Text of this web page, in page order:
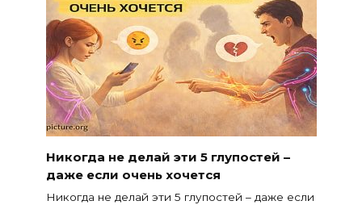
Никогда не делай эти 5 глупостей –
даже если очень хочется
Никогда не делай эти 5 глупостей – даже если